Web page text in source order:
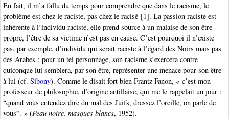
En fait, il m’a fallu du temps pour comprendre que dans le racisme, le
problème est chez le raciste, pas chez le racisé [1]. La passion raciste est
inhérente à l’individu raciste, elle prend source à un malaise de son être
propre, l’être de sa victime n’est pas en cause. C’est pourquoi il n’existe
pas, par exemple, d’individu qui serait raciste à l’égard des Noirs mais pas
des Arabes : pour un tel personnage, son racisme s’exercera contre
quiconque lui semblera, par son être, représenter une menace pour son être
à lui (cf. Sibony). Comme le disait fort bien Frantz Fanon, « c’est mon
professeur de philosophie, d’origine antillaise, qui me le rappelait un jour :
“quand vous entendez dire du mal des Juifs, dressez l’oreille, on parle de
vous”. » (Peau noire, masques blancs, 1952).